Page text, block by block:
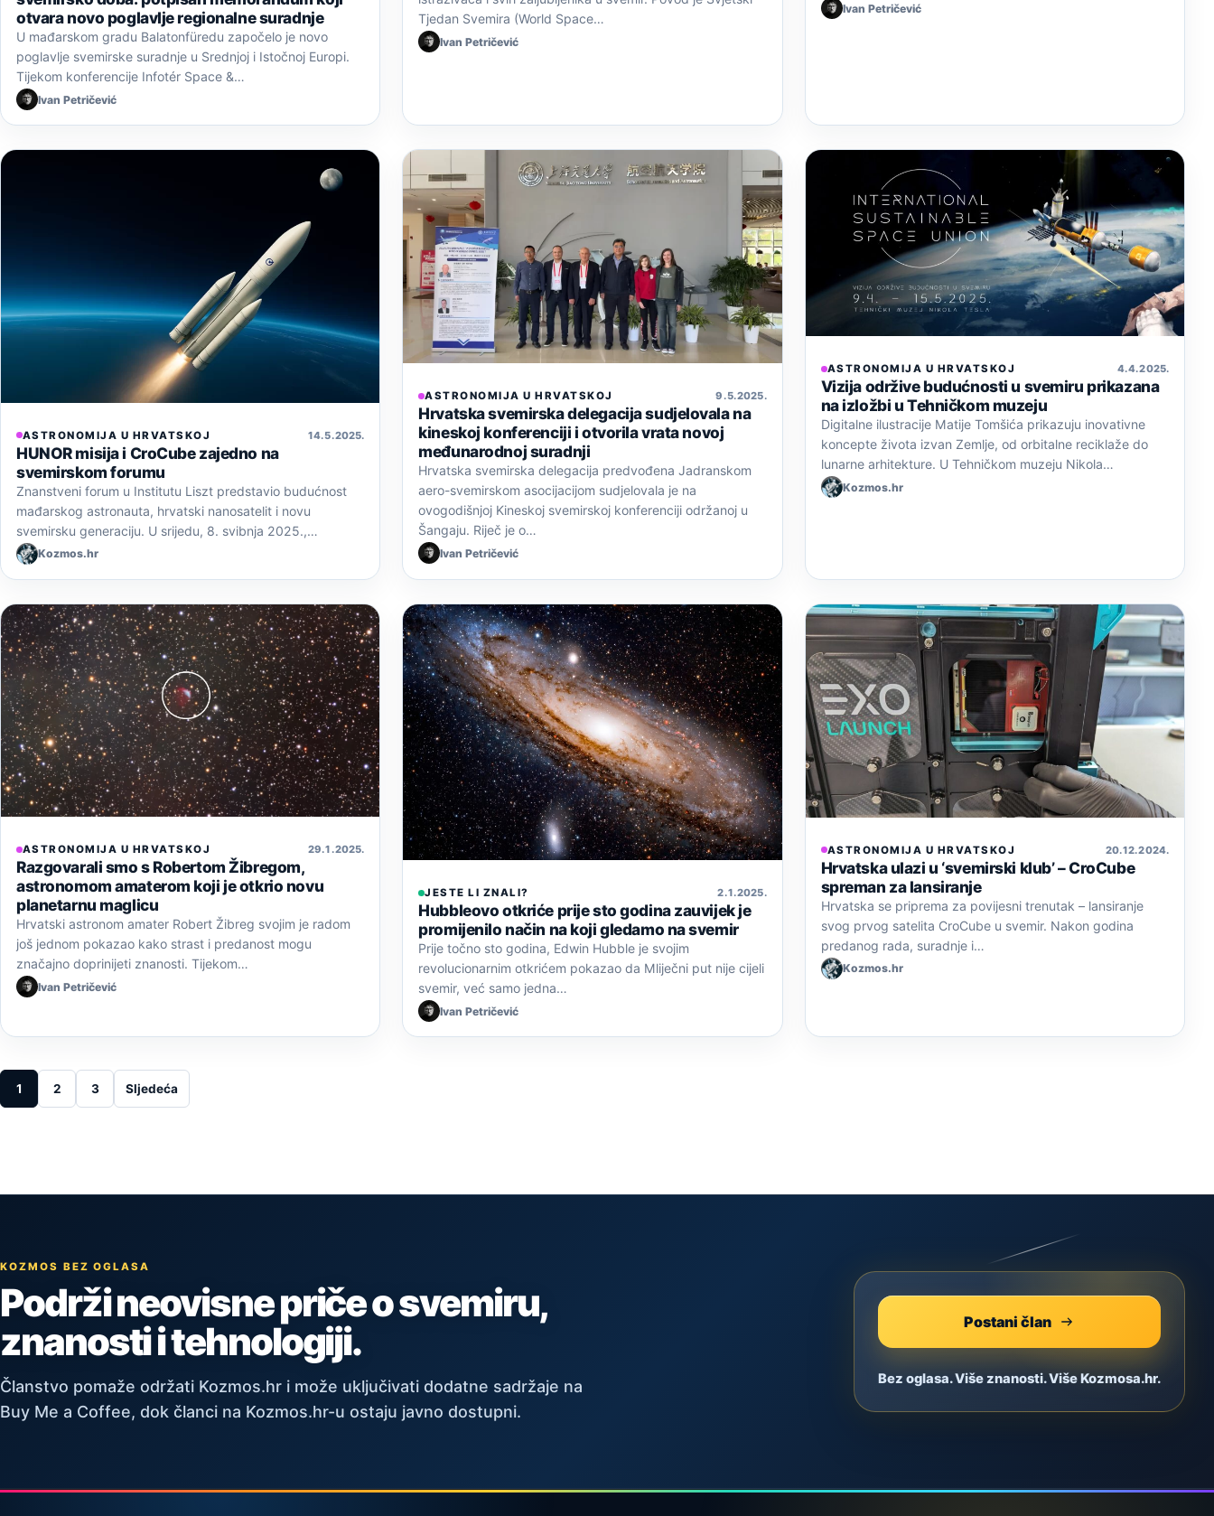
otvara novo poglavlje regionalne suradnje
U mađarskom gradu Balatonfüredu započelo je novo
poglavlje svemirske suradnje u Srednjoj i Istočnoj Europi.
Tijekom konferencije Infotér Space &…
Ivan Petričević
Tjedan Svemira (World Space…
Ivan Petričević
Ivan Petričević
ASTRONOMIJA U HRVATSKOJ 14. 5. 2025.
HUNOR misija i CroCube zajedno na
svemirskom forumu
Znanstveni forum u Institutu Liszt predstavio budućnost
mađarskog astronauta, hrvatski nanosatelit i novu
svemirsku generaciju. U srijedu, 8. svibnja 2025.,…
Kozmos.hr
ASTRONOMIJA U HRVATSKOJ 9. 5. 2025.
Hrvatska svemirska delegacija sudjelovala na
kineskoj konferenciji i otvorila vrata novoj
međunarodnoj suradnji
Hrvatska svemirska delegacija predvođena Jadranskom
aero-svemirskom asocijacijom sudjelovala je na
ovogodišnjoj Kineskoj svemirskoj konferenciji održanoj u
Šangaju. Riječ je o…
Ivan Petričević
ASTRONOMIJA U HRVATSKOJ 4. 4. 2025.
Vizija održive budućnosti u svemiru prikazana
na izložbi u Tehničkom muzeju
Digitalne ilustracije Matije Tomšića prikazuju inovativne
koncepte života izvan Zemlje, od orbitalne reciklaže do
lunarne arhitekture. U Tehničkom muzeju Nikola…
Kozmos.hr
ASTRONOMIJA U HRVATSKOJ 29. 1. 2025.
Razgovarali smo s Robertom Žibregom,
astronomom amaterom koji je otkrio novu
planetarnu maglicu
Hrvatski astronom amater Robert Žibreg svojim je radom
još jednom pokazao kako strast i predanost mogu
značajno doprinijeti znanosti. Tijekom…
Ivan Petričević
JESTE LI ZNALI? 2. 1. 2025.
Hubbleovo otkriće prije sto godina zauvijek je
promijenilo način na koji gledamo na svemir
Prije točno sto godina, Edwin Hubble je svojim
revolucionarnim otkrićem pokazao da Mliječni put nije cijeli
svemir, već samo jedna…
Ivan Petričević
ASTRONOMIJA U HRVATSKOJ 20. 12. 2024.
Hrvatska ulazi u ‘svemirski klub’ – CroCube
spreman za lansiranje
Hrvatska se priprema za povijesni trenutak – lansiranje
svog prvog satelita CroCube u svemir. Nakon godina
predanog rada, suradnje i…
Kozmos.hr
Posts pagination
1 2 3 Sljedeća
KOZMOS BEZ OGLASA
Podrži neovisne priče o svemiru,
znanosti i tehnologiji.
Članstvo pomaže održati Kozmos.hr i može uključivati dodatne sadržaje na
Buy Me a Coffee, dok članci na Kozmos.hr-u ostaju javno dostupni.
Postani član
Bez oglasa. Više znanosti. Više Kozmosa.hr.